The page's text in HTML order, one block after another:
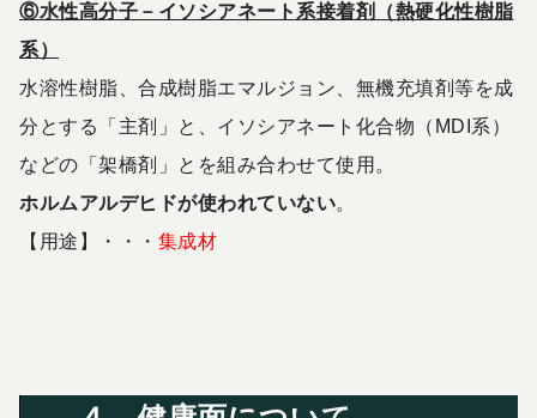
⑥水性高分子－イソシアネート系接着剤（熱硬化性樹脂
系）
水溶性樹脂、合成樹脂エマルジョン、無機充填剤等を成
分とする「主剤」と、イソシアネート化合物（MDI系）
などの「架橋剤」とを組み合わせて使用。
ホルムアルデヒドが使われていない。
【用途】・・・ 集成材